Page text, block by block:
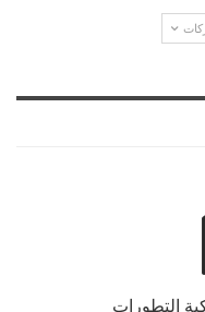
التطورات